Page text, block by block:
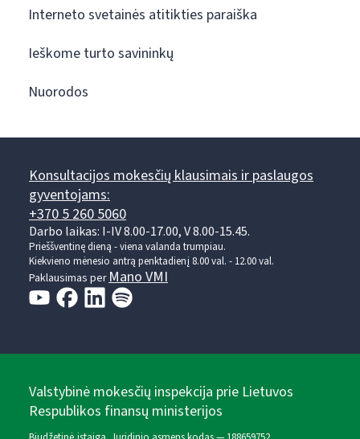
Interneto svetainės atitikties paraiška
Ieškome turto savininkų
Nuorodos
Konsultacijos mokesčių klausimais ir paslaugos
gyventojams:
+370 5 260 5060
Darbo laikas: I-IV 8.00-17.00, V 8.00-15.45.
Prieššventinę dieną - viena valanda trumpiau.
Kiekvieno mėnesio antrą penktadienį 8.00 val. - 12.00 val.
Paklausimas per Mano VMI
Valstybinė mokesčių inspekcija prie Lietuvos
Respublikos finansų ministerijos